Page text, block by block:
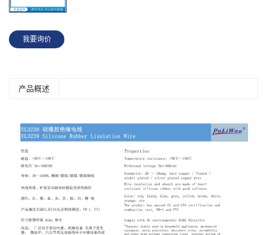
我要询价
产品概述